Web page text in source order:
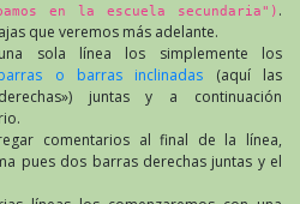
en la escuela secundaria") .
que veremos más adelante.
sola línea los simplemente los
o barras inclinadas (aquí las
juntas y a continuación
comentarios al final de la línea,
pues dos barras derechas juntas y el